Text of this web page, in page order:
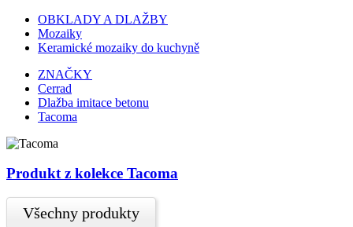
OBKLADY A DLAŽBY
Mozaiky
Keramické mozaiky do kuchyně
ZNAČKY
Cerrad
Dlažba imitace betonu
Tacoma
Produkt z kolekce Tacoma
Všechny produkty